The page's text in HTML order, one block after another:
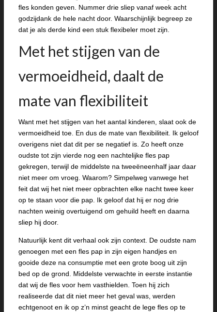
fles konden geven. Nummer drie sliep vanaf week acht
godzijdank de hele nacht door. Waarschijnlijk begreep ze
dat je als derde kind een stuk flexibeler moet zijn.
Met het stijgen van de
vermoeidheid, daalt de
mate van flexibiliteit
Want met het stijgen van het aantal kinderen, slaat ook de
vermoeidheid toe. En dus de mate van flexibiliteit. Ik geloof
overigens niet dat dit per se negatief is. Zo heeft onze
oudste tot zijn vierde nog een nachtelijke fles pap
gekregen, terwijl de middelste na tweeëneenhalf jaar daar
niet meer om vroeg. Waarom? Simpelweg vanwege het
feit dat wij het niet meer opbrachten elke nacht twee keer
op te staan voor die pap. Ik geloof dat hij er nog drie
nachten weinig overtuigend om gehuild heeft en daarna
sliep hij door.
Natuurlijk kent dit verhaal ook zijn context. De oudste nam
genoegen met een fles pap in zijn eigen handjes en
gooide deze na consumptie met een grote boog uit zijn
bed op de grond. Middelste verwachte in eerste instantie
dat wij de fles voor hem vasthielden. Toen hij zich
realiseerde dat dit niet meer het geval was, werden
echtgenoot en ik op z’n minst geacht de lege fles op te